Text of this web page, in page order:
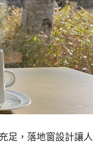
足，落地窗設計讓人